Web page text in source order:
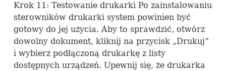
Krok 11: Testowanie drukarki Po zainstalowaniu
sterowników drukarki system powinien być
gotowy do jej użycia. Aby to sprawdzić, otwórz
dowolny dokument, kliknij na przycisk „Drukuj”
i wybierz podłączoną drukarkę z listy
dostępnych urządzeń. Upewnij się, że drukarka